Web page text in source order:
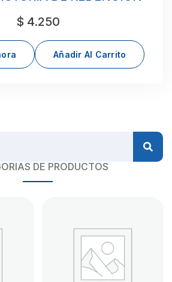
$ 4.250
Añadir Al Carrito
DE PRODUCTOS